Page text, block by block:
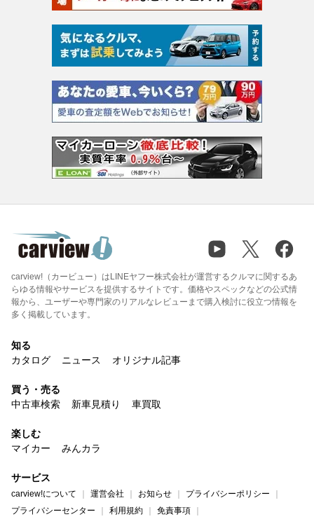
carview!（カービュー）はLINEヤフー株式会社が運営するクルマに関するあ
らゆる情報やサービスを提供するサイトです。価格やスペックなどの公式情
報から、ユーザーや専門家のリアルなレビューまで購入検討に役立つ情報を
多く掲載しています。
知る
カタログ
ニュース オリジナル記事
買う・売る
中古車検索
新車見積り 車買取
楽しむ
マイカー
みんカラ
サービス
carview!について 運営会社 お知らせ
プライバシーポリシー
プライバシーセンター
利用規約 免責事項